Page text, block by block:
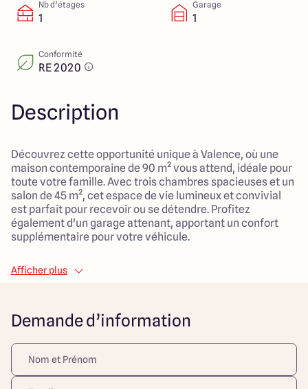
Nb d’étages
1
Garage
1
Conformité
RE 2020
Description
Découvrez cette opportunité unique à Valence, où une
maison contemporaine de 90 m² vous attend, idéale pour
toute votre famille. Avec trois chambres spacieuses et un
salon de 45 m², cet espace de vie lumineux et convivial
est parfait pour recevoir ou se détendre. Profitez
également d'un garage attenant, apportant un confort
supplémentaire pour votre véhicule.
Le terrain de 420 m² situé en plein centre-ville, exposé au
sud, vous offre un cadre de vie agréable, à proximité de
de tout ce dont vous avez besoin.
Avec un prix total de 295 000 € pour la maison et le
terrain, cette propriété est un véritable coup de cœur à
saisir rapidement !
Afficher plus
Demande d’information